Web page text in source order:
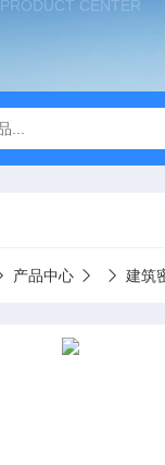
PRODUCT CENTER
产品中心 建筑